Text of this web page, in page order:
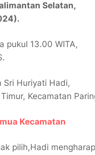
Selatan,
pukul 13.00 WITA,
Sri Huriyati Hadi,
Kecamatan
Kecamatan
pilih,Hadi